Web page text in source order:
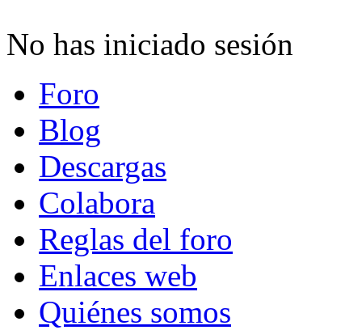
No has iniciado sesión
Foro
Blog
Descargas
Colabora
Reglas del foro
Enlaces web
Quiénes somos